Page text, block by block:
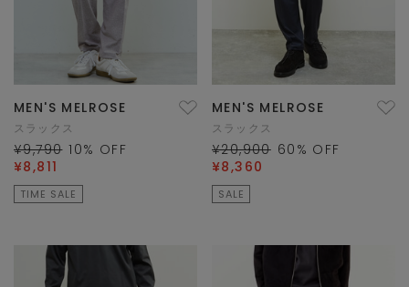
MEN'S MELROSE
スラックス
¥9,790 10% OFF
¥8,811
TIME SALE
MEN'S MELROSE
スラックス
¥20,900 60 % OFF
¥8,360
SALE